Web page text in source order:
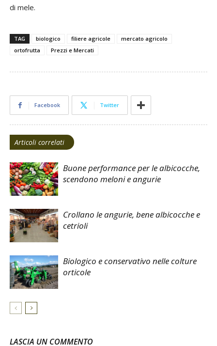
di mele.
TAG biologico filiere agricole
mercato agricolo
ortofrutta
Prezzi e Mercati
Facebook Twitter
Articoli correlati
Buone performance per le albicocche,
scendono meloni e angurie
Crollano le angurie, bene albicocche e
cetrioli
Biologico e conservativo nelle colture
orticole
LASCIA UN COMMENTO